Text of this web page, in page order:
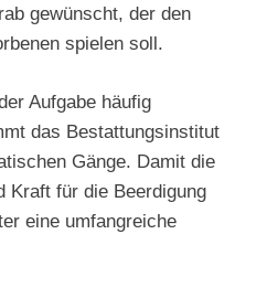
gewünscht, der den
spielen soll.
Aufgabe häufig
das Bestattungsinstitut
Gänge. Damit die
Kraft für die Beerdigung
eine umfangreiche